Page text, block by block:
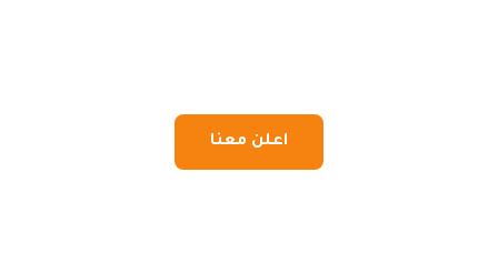
اعلن معنا